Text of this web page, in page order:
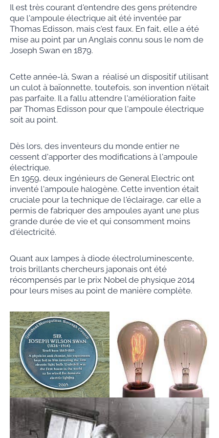
Il est très courant d'entendre des gens prétendre
que l'ampoule électrique ait été inventée par
Thomas Edisson, mais c'est faux. En fait, elle a été
mise au point par un Anglais connu sous le nom de
Joseph Swan en 1879.
Cette année-là, Swan a réalisé un dispositif utilisant
un culot à baïonnette, toutefois, son invention n'était
pas parfaite. Il a fallu attendre l'amélioration faite
par Thomas Edisson pour que l'ampoule électrique
soit au point.
Dès lors, des inventeurs du monde entier ne
cessent d'apporter des modifications à l'ampoule
électrique.
En 1959, deux ingénieurs de General Electric ont
inventé l'ampoule halogène. Cette invention était
cruciale pour la technique de l'éclairage, car elle a
permis de fabriquer des ampoules ayant une plus
grande durée de vie et qui consomment moins
d'électricité.
Quant aux lampes à diode électroluminescente,
trois brillants chercheurs japonais ont été
récompensés par le prix Nobel de physique 2014
pour leurs mises au point de manière complète.